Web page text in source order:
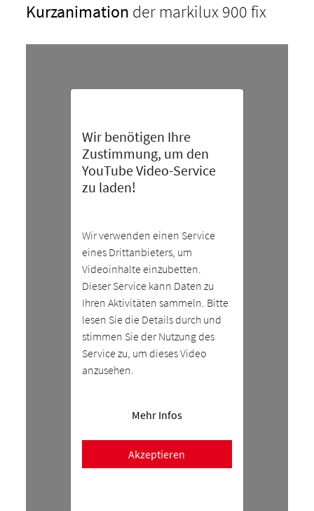
Kurzanimation der markilux 900 fix
Wir benötigen Ihre
Zustimmung, um den
YouTube Video-Service
zu laden!
Wir verwenden einen Service
eines Drittanbieters, um
Videoinhalte einzubetten.
Dieser Service kann Daten zu
Ihren Aktivitäten sammeln. Bitte
lesen Sie die Details durch und
stimmen Sie der Nutzung des
Service zu, um dieses Video
anzusehen.
Mehr Infos
Akzeptieren